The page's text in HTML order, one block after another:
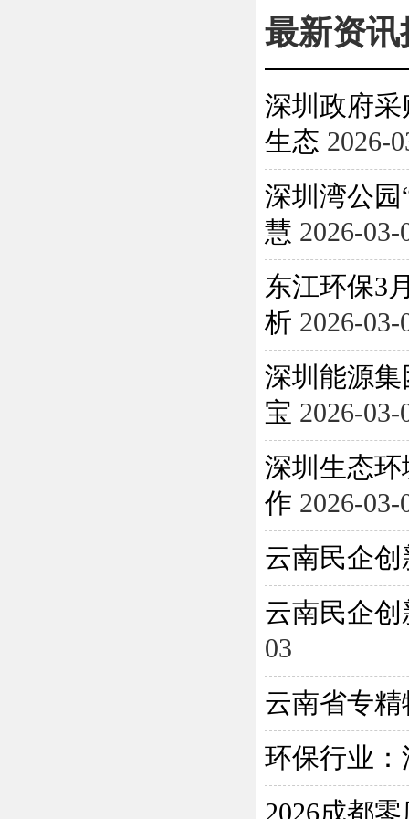
最新资讯
深圳政府
生态 2026-
深圳湾公
慧 2026-03-
东江环保3
析 2026-03-
深圳能源
宝 2026-03-
深圳生态
作 2026-03-
云南民企
云南民企
03
云南省专
环保行业